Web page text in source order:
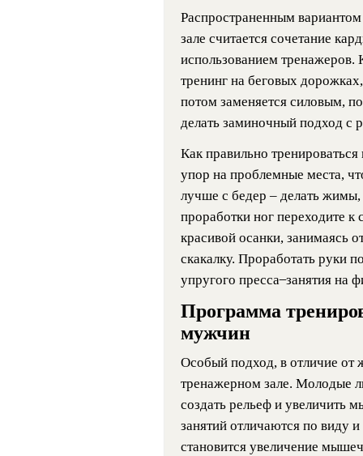
Распространенным
зале считается сочетание
использованием тренажеров.
тренинг на беговых
потом заменяется силовым,
делать заминочный подход с
Как правильно
упор на проблемные места,
лучше с бедер – делать жимы,
проработки ног переходите
красивой осанки, занимаясь
скакалку. Проработать руки
упругого пресса ̶ занятия на
Программа
мужчин
Особый подход, в отличие от
тренажерном зале. Молодые
создать рельеф и увеличить
занятий отличаются по виду
становится увеличение